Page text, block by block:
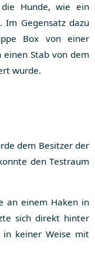
Hunde, wie ein
Im Gegensatz dazu
Box von einer
einen Stab von dem
wurde.
dem Besitzer der
den Testraum
an einem Haken in
sich direkt hinter
in keiner Weise mit